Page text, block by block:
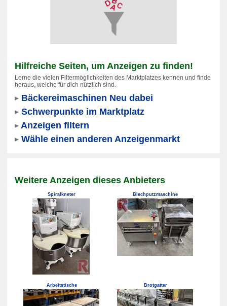
Hilfreiche Seiten, um Anzeigen zu finden!
Lerne die vielen Filtermöglichkeiten des Marktplatzes kennen und finde
heraus, welche für dich nützlich sind.
Bäckereimaschinen Neu dabei
Schwerpunkte im Marktplatz
Anzeigen filtern
Wähle einen anderen Anzeigenmarkt
Weitere Anzeigen dieses Anbieters
Spiralkneter Blechputzmaschine
Arbeitstische Brotgatter